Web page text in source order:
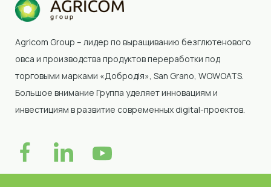
Agricom Group – лидер по выращиванию безглютенового
овса и производства продуктов переработки под
торговыми марками «Добродія» , San Grano, WOWOATS
Большое внимание Группа уделяет инновациям и
инвестициям в развитие современных digital-проектов.